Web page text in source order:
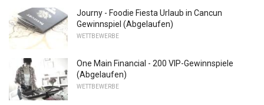
Journy - Foodie Fiesta Urlaub in Cancun
Gewinnspiel (Abgelaufen)
WETTBEWERBE
One Main Financial - 200 VIP-Gewinnspiele
(Abgelaufen)
WETTBEWERBE